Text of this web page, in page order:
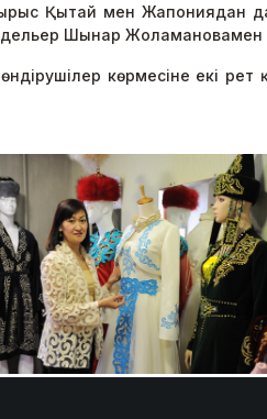
Қытай мен Жапониядан да
Шынар Жоламановамен
көрмесіне екі